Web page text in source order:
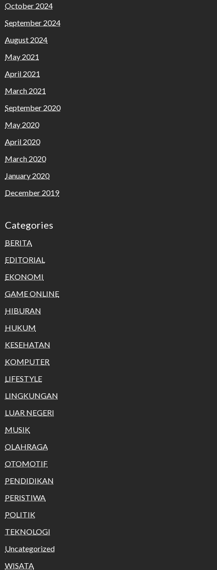
October 2024
September 2024
August 2024
May 2021
April 2021
March 2021
September 2020
May 2020
April 2020
March 2020
January 2020
December 2019
Categories
BERITA
EDITORIAL
EKONOMI
GAME ONLINE
HIBURAN
HUKUM
KESEHATAN
KOMPUTER
LIFESTYLE
LINGKUNGAN
LUAR NEGERI
MUSIK
OLAHRAGA
OTOMOTIF
PENDIDIKAN
PERISTIWA
POLITIK
TEKNOLOGI
Uncategorized
WISATA